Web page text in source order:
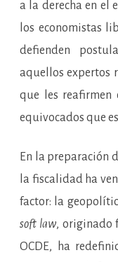
a la derecha en el
los economistas
defienden
aquellos expertos
que les reafirmen
equivocados que
En la preparación
la fiscalidad ha
factor: la
soft law, originado
OCDE, ha